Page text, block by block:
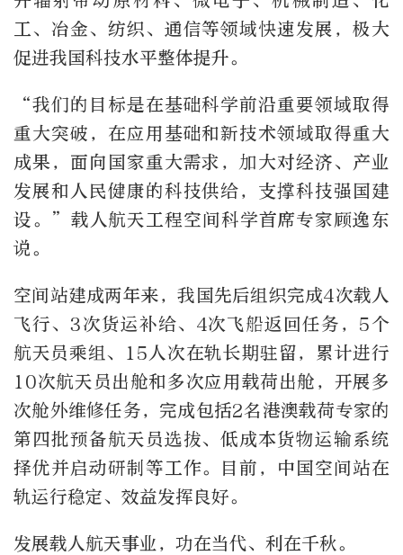
工、冶金、纺织、通信等领域快速发展，极大
促进我国科技水平整体提升。
“我们的目标是在基础科学前沿重要领域取得
重大突破，在应用基础和新技术领域取得重大
成果，面向国家重大需求，加大对经济、产业
发展和人民健康的科技供给，支撑科技强国建
设。”载人航天工程空间科学首席专家顾逸东
说。
空间站建成两年来，我国先后组织完成4次载人
飞行、3次货运补给、4次飞船返回任务，5个
航天员乘组、15人次在轨长期驻留，累计进行
10次航天员出舱和多次应用载荷出舱，开展多
次舱外维修任务，完成包括2名港澳载荷专家的
第四批预备航天员选拔、低成本货物运输系统
择优并启动研制等工作。目前，中国空间站在
轨运行稳定、效益发挥良好。
发展载人航天事业，功在当代、利在千秋。